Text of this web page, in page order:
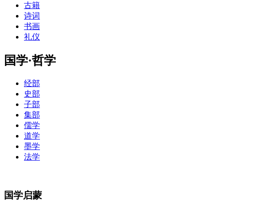
古籍
诗词
书画
礼仪
国学·哲学
经部
史部
子部
集部
儒学
道学
墨学
法学
国学启蒙